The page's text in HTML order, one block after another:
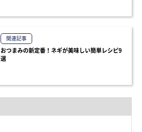
関連記事
おつまみの新定番！ネギが美味しい簡単レシピ9
選